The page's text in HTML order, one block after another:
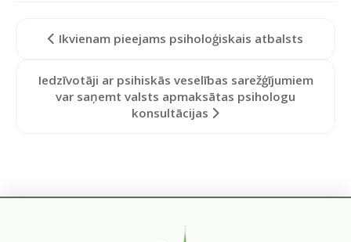
Ikvienam pieejams psiholoģiskais atbalsts
Iedzīvotāji ar psihiskās veselības sarežģījumiem
var saņemt valsts apmaksātas psihologu
konsultācijas